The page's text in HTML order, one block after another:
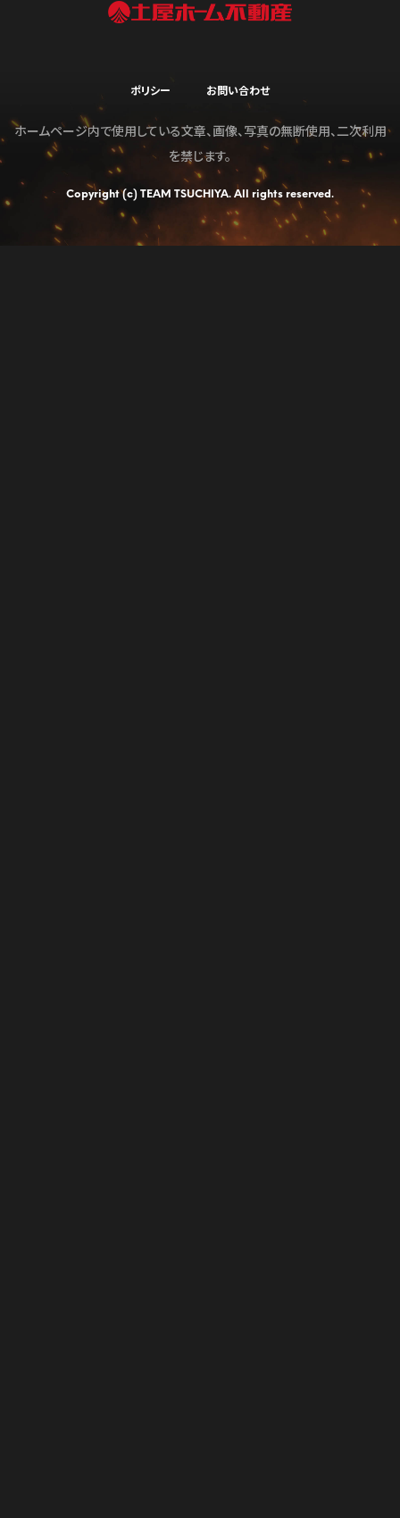
ポリシー お問い合わせ
ホームページ内で使用している文章、画像、写真の無断使用、二次利用
を禁じます。
Copyright (c) TEAM TSUCHIYA. All rights reserved.